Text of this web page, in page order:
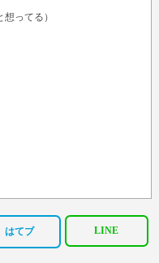
ってる）
はてブ LINE